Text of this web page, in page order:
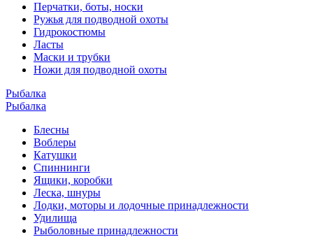
Перчатки, боты, носки
Ружья для подводной охоты
Гидрокостюмы
Ласты
Маски и трубки
Ножи для подводной охоты
Рыбалка
Рыбалка
Блесны
Воблеры
Катушки
Спиннинги
Ящики, коробки
Леска, шнуры
Лодки, моторы и лодочные принадлежности
Удилища
Рыболовные принадлежности